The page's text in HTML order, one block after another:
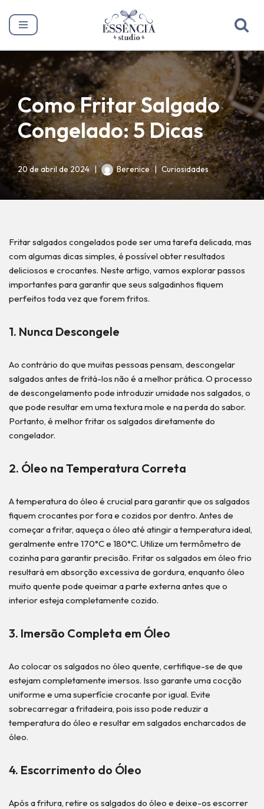
Pular
conteúdo
Como Fritar Salgado
Congelado: 5 Dicas
20 de abril de 2024 Berenice Curiosidades
Fritar salgados congelados pode ser uma tarefa delicada, mas
com algumas dicas simples, é possível obter resultados
deliciosos e crocantes. Neste artigo, vamos explorar passos
importantes para garantir que seus salgadinhos fiquem
perfeitos toda vez que forem fritos.
1. Nunca Descongele
Ao contrário do que muitas pessoas pensam, descongelar
salgados antes de fritá-los não é a melhor prática. O processo
de descongelamento pode introduzir umidade nos salgados, o
que pode resultar em uma textura mole e na perda do sabor.
Portanto, é melhor fritar os salgados diretamente do
congelador.
2. Óleo na Temperatura Correta
A temperatura do óleo é crucial para garantir que os salgados
fiquem crocantes por fora e cozidos por dentro. Antes de
começar a fritar, aqueça o óleo até atingir a temperatura ideal,
geralmente entre 170°C e 180°C. Utilize um termômetro de
cozinha para garantir precisão. Fritar os salgados em óleo frio
resultará em absorção excessiva de gordura, enquanto óleo
muito quente pode queimar a parte externa antes que o
interior esteja completamente cozido.
3. Imersão Completa em Óleo
Ao colocar os salgados no óleo quente, certifique-se de que
estejam completamente imersos. Isso garante uma cocção
uniforme e uma superfície crocante por igual. Evite
sobrecarregar a fritadeira, pois isso pode reduzir a
temperatura do óleo e resultar em salgados encharcados de
óleo.
4. Escorrimento do Óleo
Após a fritura, retire os salgados do óleo e deixe-os escorrer